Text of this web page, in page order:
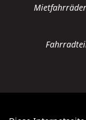
Mietfahrräder